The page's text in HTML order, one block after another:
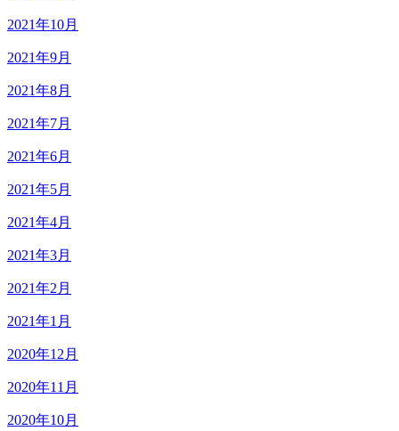
2021年10月
2021年9月
2021年8月
2021年7月
2021年6月
2021年5月
2021年4月
2021年3月
2021年2月
2021年1月
2020年12月
2020年11月
2020年10月